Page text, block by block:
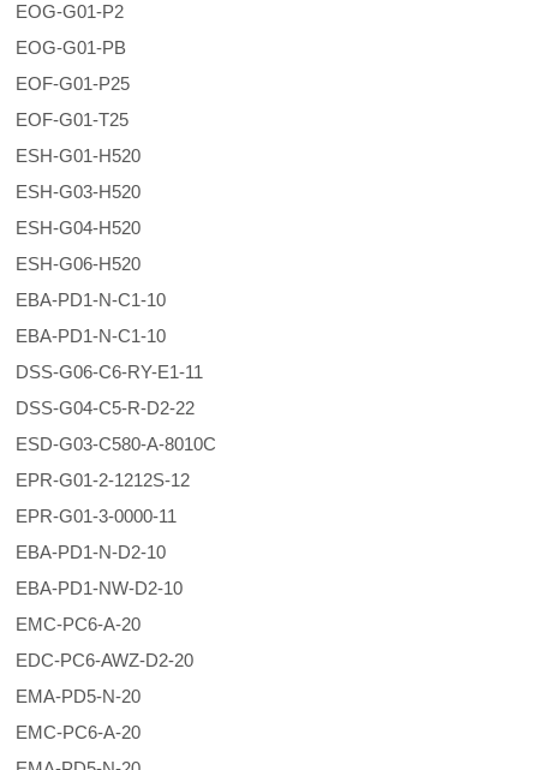
EOG-G01-P2
EOG-G01-PB
EOF-G01-P25
EOF-G01-T25
ESH-G01-H520
ESH-G03-H520
ESH-G04-H520
ESH-G06-H520
EBA-PD1-N-C1-10
EBA-PD1-N-C1-10
DSS-G06-C6-RY-E1-11
DSS-G04-C5-R-D2-22
ESD-G03-C580-A-8010C
EPR-G01-2-1212S-12
EPR-G01-3-0000-11
EBA-PD1-N-D2-10
EBA-PD1-NW-D2-10
EMC-PC6-A-20
EDC-PC6-AWZ-D2-20
EMA-PD5-N-20
EMC-PC6-A-20